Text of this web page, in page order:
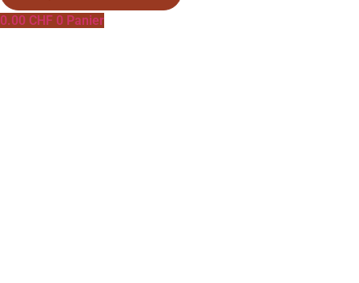
Pisco
Péruvien
(avec
0.00 CHF 0 Panier